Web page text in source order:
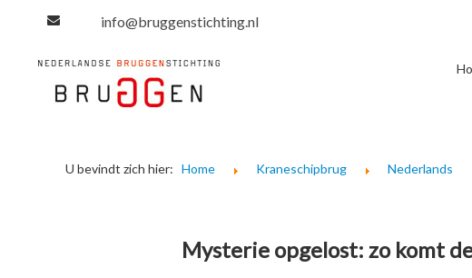
info@bruggenstichting.nl
U bevindt zich hier: Home Kraneschipbrug Nederlands
Mysterie opgelost: zo komt